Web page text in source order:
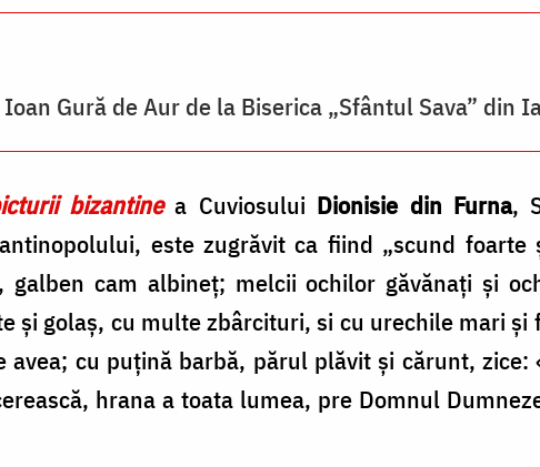
Gură de Aur de la Biserica „Sfântul Sava” din
bizantinea Cuviosului Dionisie din Furna,
este zugrăvit ca fiind „scund
cam albineț; melcii ochilor găvănați și
și golaș, cu multe zbârcituri, si cu urechile mari
avea; cu puțină barbă, părul plăvit și cărunt,
hrana a toata lumea, pre Domnul